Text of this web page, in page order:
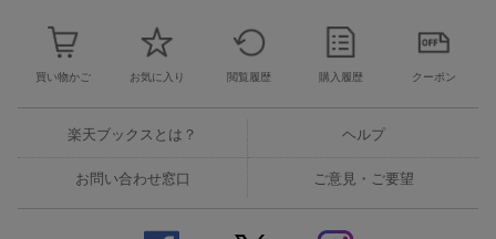
買い物かご お気に入り 閲覧履歴 購入履歴 クーポン
楽天ブックスとは？ ヘルプ
お問い合わせ窓口 ご意見・ご要望